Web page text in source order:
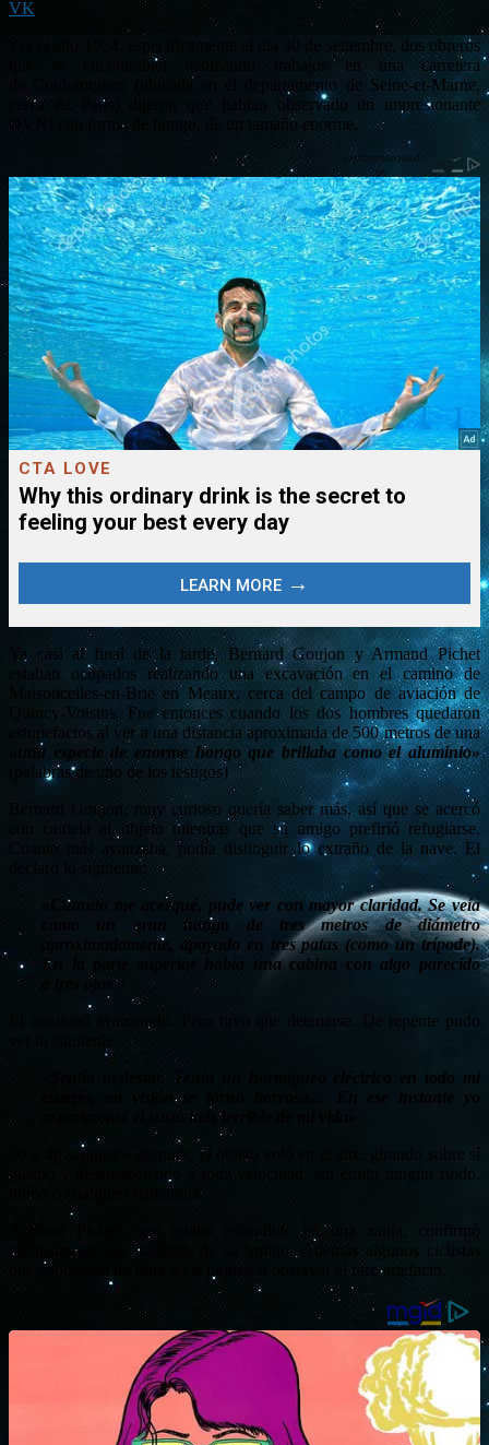
VK
Era el año 1954, específicamente el día 30 de setiembre, dos obreros
que se encontraban realizando trabajos en una carretera
de Coulommiers (ubicada en el departamento de Seine-et-Marne,
cerca de París) dijeron que habían observado un impresionante
OVNI con forma de hongo, de un tamaño enorme.
Ya casi al final de la tarde, Bernard Goujon y Armand Pichet
estaban ocupados realizando una excavación en el camino de
Maisoncelles-en-Brie en Meaux, cerca del campo de aviación de
Quincy-Voisins. Fue entonces cuando los dos hombres quedaron
estupefactos al ver a una distancia aproximada de 500 metros de una
«una especie de enorme hongo que brillaba como el aluminio»
(palabras de uno de los testigos)
Bernard Goujon, muy curioso quería saber más, así que se acercó
con cautela al objeto mientras que su amigo prefirió refugiarse.
Cuanto más avanzaba, podía distinguir lo extraño de la nave. El
declaró lo siguiente:
«Cuando me acerqué, pude ver con mayor claridad. Se veía
como un gran hongo de tres metros de diámetro
aproximadamente, apoyado en tres patas (como un trípode).
En la parte superior había una cabina con algo parecido
a tres ojos «
Él continuó avanzando. Pero tuvo que detenerse. De repente pudo
«Sentía malestar. Tenía un hormigueo eléctrico en todo mi
cuerpo, mi visión se tornó borrosa… En ese instante yo
experimenté el susto más terrible de mi vida»
30 o 40 segundos después, el objeto voló en el aire, girando sobre sí
mismo y desapareciendo a toda velocidad, sin emitir ningún ruido,
humo o cualquier llamarada.
Armand Pichet, que estaba escondido en una zanja, confirmó
públicamente las palabras de su amigo. Además algunos ciclistas
que conducían no muy lejos pudieron observar el raro artefacto.